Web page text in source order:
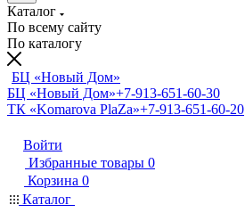
Каталог
По всему сайту
По каталогу
БЦ «Новый Дом»
БЦ «Новый Дом»+7-913-651-60-30
ТК «Komarova PlaZa»+7-913-651-60-20
Войти
Избранные товары 0
Корзина 0
Каталог